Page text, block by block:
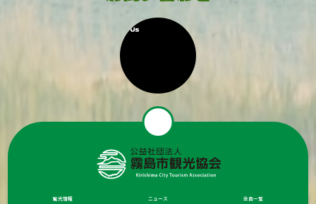
観光情報 ニュース 会員一覧